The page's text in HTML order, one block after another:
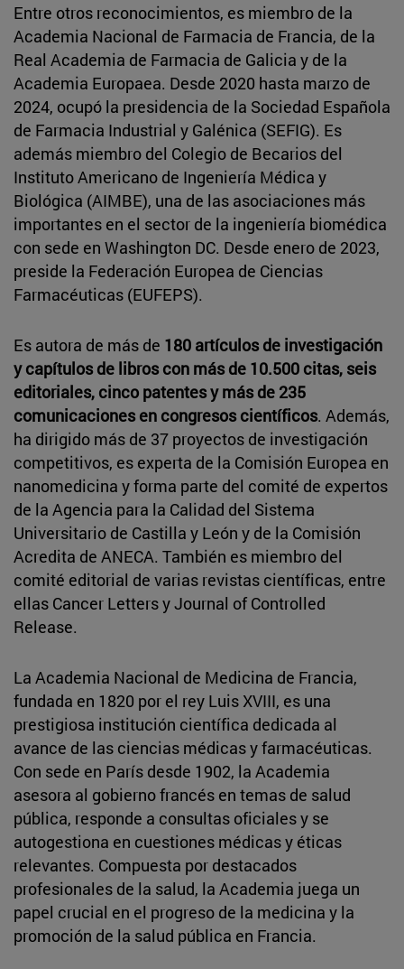
Entre otros reconocimientos, es miembro de la
Academia Nacional de Farmacia de Francia, de la
Real Academia de Farmacia de Galicia y de la
Academia Europaea. Desde 2020 hasta marzo de
2024, ocupó la presidencia de la Sociedad Española
de Farmacia Industrial y Galénica (SEFIG). Es
además miembro del Colegio de Becarios del
Instituto Americano de Ingeniería Médica y
Biológica (AIMBE), una de las asociaciones más
importantes en el sector de la ingeniería biomédica
con sede en Washington DC. Desde enero de 2023,
preside la Federación Europea de Ciencias
Farmacéuticas (EUFEPS).
Es autora de más de 180 artículos de investigación
y capítulos de libros con más de 10.500 citas, seis
editoriales, cinco patentes y más de 235
comunicaciones en congresos científicos. Además,
ha dirigido más de 37 proyectos de investigación
competitivos, es experta de la Comisión Europea en
nanomedicina y forma parte del comité de expertos
de la Agencia para la Calidad del Sistema
Universitario de Castilla y León y de la Comisión
Acredita de ANECA. También es miembro del
comité editorial de varias revistas científicas, entre
ellas Cancer Letters y Journal of Controlled
Release.
La Academia Nacional de Medicina de Francia,
fundada en 1820 por el rey Luis XVIII, es una
prestigiosa institución científica dedicada al
avance de las ciencias médicas y farmacéuticas.
Con sede en París desde 1902, la Academia
asesora al gobierno francés en temas de salud
pública, responde a consultas oficiales y se
autogestiona en cuestiones médicas y éticas
relevantes. Compuesta por destacados
profesionales de la salud, la Academia juega un
papel crucial en el progreso de la medicina y la
promoción de la salud pública en Francia.